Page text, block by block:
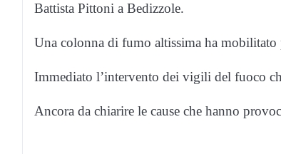
Battista Pittoni a Bedizzole.
Una colonna di fumo altissima ha mobilitato
Immediato l’intervento dei vigili del fuoco
Ancora da chiarire le cause che hanno